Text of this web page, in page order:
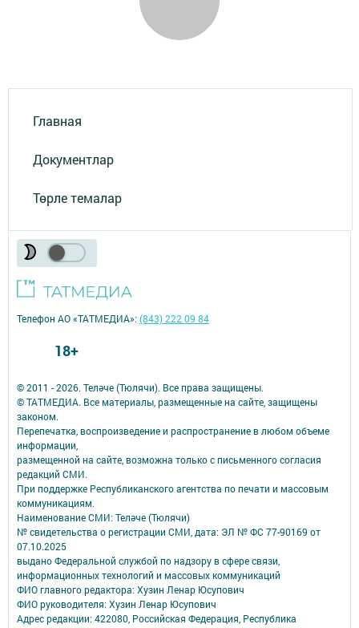
Главная
Документлар
Төрле темалар
© 2011 - 2026. Теләче (Тюлячи). Все права защищены.
© ТАТМЕДИА. Все материалы, размещенные на сайте, защищены
законом.
Перепечатка, воспроизведение и распространение в любом объеме
информации,
размещенной на сайте, возможна только с письменного согласия
редакций СМИ.
При поддержке Республиканского агентства по печати и массовым
коммуникациям.
Наименование СМИ: Теләче (Тюлячи)
№ свидетельства о регистрации СМИ, дата: ЭЛ № ФС 77-90169 от
07.10.2025
выдано Федеральной службой по надзору в сфере связи,
информационных технологий и массовых коммуникаций
ФИО главного редактора: Хузин Ленар Юсупович
ФИО руководителя: Хузин Ленар Юсупович
Адрес редакции: 422080, Российская Федерация, Республика
Телефон АО «ТАТМЕДИА»:(843) 222 09 84
18+